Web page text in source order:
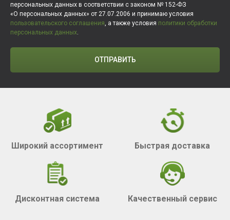
персональных данных в соответствии с законом № 152-ФЗ
«О персональных данных» от 27.07.2006 и принимаю условия
пользовательского соглашения, а также условия политики обработки
персональных данных.
ОТПРАВИТЬ
Широкий ассортимент Быстрая доставка
Дисконтная система Качественный сервис